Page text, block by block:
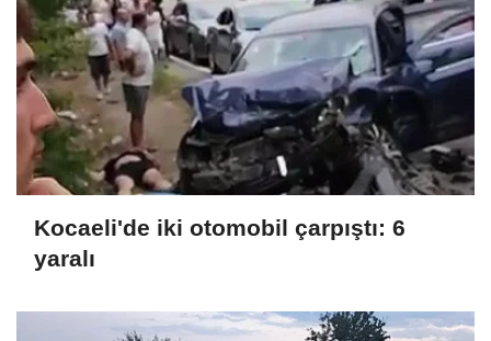
Kocaeli'de iki otomobil çarpıştı: 6
yaralı